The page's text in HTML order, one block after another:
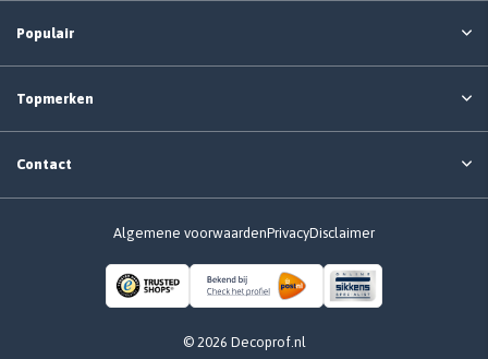
Populair
Topmerken
Contact
Algemene voorwaardenPrivacyDisclaimer
© 2026 Decoprof.nl